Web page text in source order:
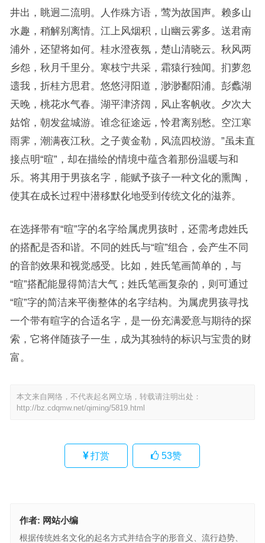
井出，眺迥二流明。人作殊方语，莺为故国声。赖多山
水趣，稍解别离情。江上风烟积，山幽云雾多。送君南
浦外，还望将如何。桂水澄夜氛，楚山清晓云。秋风两
乡怨，秋月千里分。寒枝宁共采，霜猿行独闻。扪萝忽
遗我，折桂方思君。悠悠浔阳道，渺渺鄱阳浦。彭蠡湖
天晚，桃花水气春。湖平津济阔，风止客帆收。夕次大
姑馆，朝发盆城游。谁念征途远，怜君离别愁。空江寒
雨霁，潮满夜江秋。之子黄金勒，风流四校游。”虽未直
接点明“暄”，却在描绘的情境中蕴含着那份温暖与和
乐。将其用于男孩名字，能赋予孩子一种文化的熏陶，
使其在成长过程中潜移默化地受到传统文化的滋养。
在选择带有“暄”字的名字给属虎男孩时，还需考虑姓氏
的搭配是否和谐。不同的姓氏与“暄”组合，会产生不同
的音韵效果和视觉感受。比如，姓氏笔画简单的，与
“暄”搭配能显得简洁大气；姓氏笔画复杂的，则可通过
“暄”字的简洁来平衡整体的名字结构。为属虎男孩寻找
一个带有暄字的合适名字，是一份充满爱意与期待的探
索，它将伴随孩子一生，成为其独特的标识与宝贵的财
富。
本文来自网络，不代表起名网立场，转载请注明出处：
http://bz.cdqmw.net/qiming/5819.html
打赏 53赞
作者: 网站小编
根据传统姓名文化的起名方式并结合字的形音义、流行趋势、